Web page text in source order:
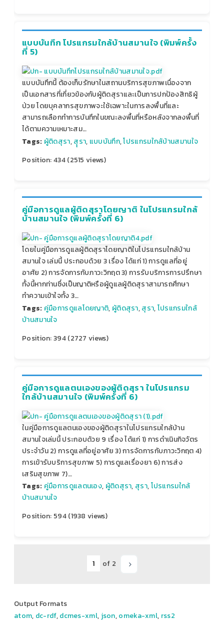
แบบบันทึก โปรแกรมใกล้บ้านสมานใจ (พิมพ์ครั้ง
ที่ 5)
แบบบันทึกนี้ ต้องเก็บรักษาในสถานบริการสุขภาพเนื่องจาก
เป็นเอกสารที่เกี่ยวข้องกับผู้ติดสุราและเป็นการปกป้องสิทธิผู้
ป่วย โดยบุคลากรสุขภาพจะใช้เฉพาะในการลงพื้นที่และ
สามารถเลือกทำการบันทึกในขณะลงพื้นที่หรือหลังจากลงพื้นที่
ได้ตามความเหมาะสม…
Tags: ผู้ติดสุรา,สุุรา, แบบบันทึก,โปรแกรมใกล้บ้านสมานใจ
Position:434(2515 views)
คู่มือการดูแลผู้ติดสุราโดยญาติ ในโปรแกรมใกล้
บ้านสมานใจ (พิมพ์ครั้งที่ 6)
โดยในคู่มือการดูแลผู้ติดสุราโดยญาติในโปรแกรมใกล้บ้าน
สมานใจ เล่มนี้ ประกอบด้วย 3 เรื่อง ได้แก่ 1) การดูแลที่อยู่
อาศัย 2) การจัดการกับภาวะวิกฤต 3) การรับบริการการปรึกษา
ทั้งนี้หากท่านซึ่งเป็นญาติหรือผู้ดูแลผู้ติดสุราสามารถศึกษา
ทำความเข้าใจทั้ง 3…
Tags: คู่มือการดูแลโดยญาติ, ผู้ติดสุรา,สุรา,โปรแกรมใกล้
บ้านสมานใจ
Position:394(2727 views)
คู่มือการดูแลตนเองของผู้ติดสุรา ในโปรแกรม
ใกล้บ้านสมานใจ (พิมพ์ครั้งที่ 6)
ในคู่มือการดูแลตนเองของผู้ติดสุราในโปรแกรมใกล้บ้าน
สมานใจเล่มนี้ ประกอบด้วย 9 เรื่อง ได้แก่ 1) การดำเนินกิจวัตร
ประจำวัน 2) การดูแลที่อยู่อาศัย 3) การจัดการกับภาวะวิกฤต 4)
การเข้ารับบริการสุขภาพ 5) การดูแลเรื่องยา 6) การส่ง
เสริมสุขภาพ 7)…
Tags: คู่มือการดูแลตนเอง, ผู้ติดสุรา, สุรา,โปรแกรมใกล้
บ้านสมานใจ
Position: 594(1938 views)
of 2
Output Formats
atom, dc-rdf,dcmes-xml, json,omeka-xml, rss2